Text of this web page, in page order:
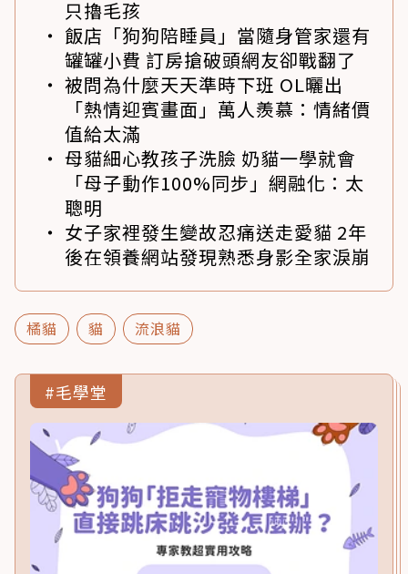
只擼毛孩
飯店「狗狗陪睡員」當隨身管家還有
罐罐小費 訂房搶破頭網友卻戰翻了
被問為什麼天天準時下班 OL曬出
「熱情迎賓畫面」萬人羨慕：情緒價
值給太滿
母貓細心教孩子洗臉 奶貓一學就會
「母子動作100%同步」網融化：太
聰明
女子家裡發生變故忍痛送走愛貓 2年
後在領養網站發現熟悉身影全家淚崩
橘貓 貓 流浪貓
#毛學堂